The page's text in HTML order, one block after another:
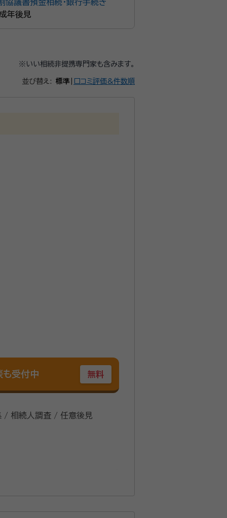
協議書預金相続・銀行手続き
成年後見
※いい相続非提携専門家も含みます。
並び替え: 標準 口コミ評価&件数順
受付中 無料
/ 相続人調査 / 任意後見